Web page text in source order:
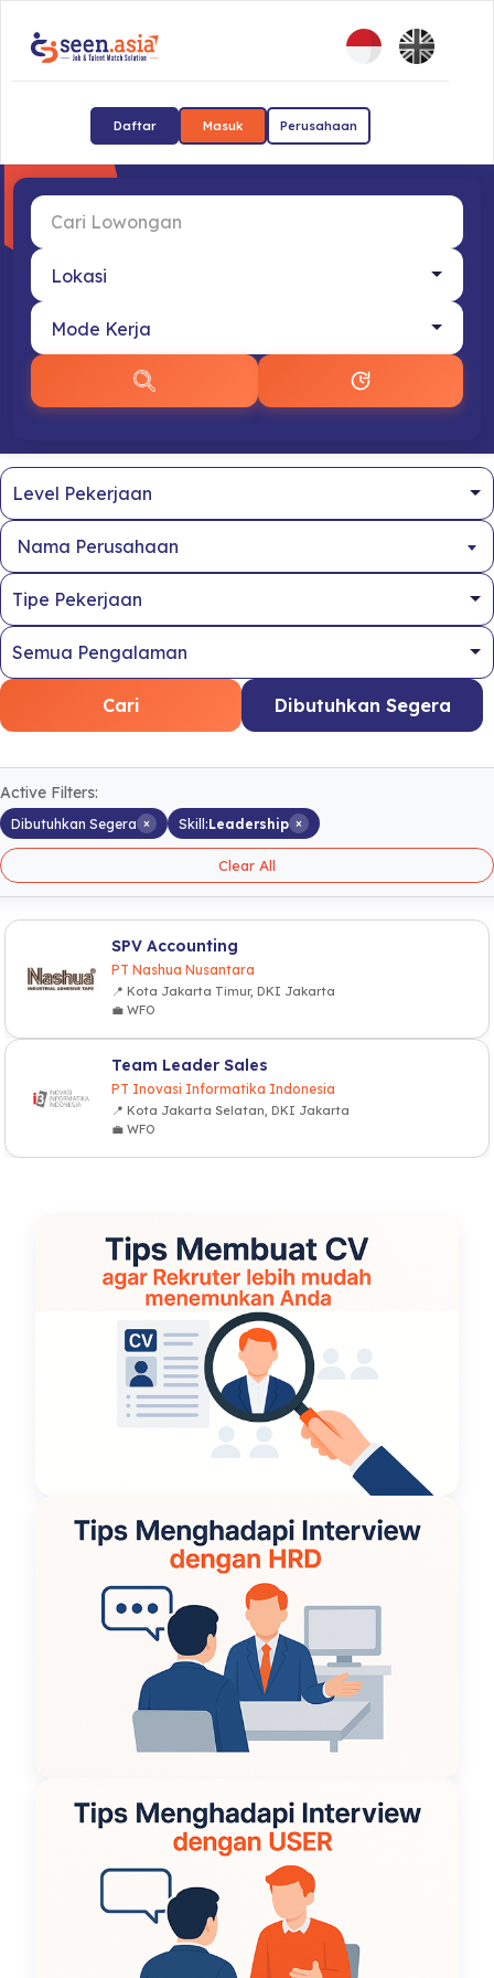
Daftar Masuk Perusahaan
Nama Perusahaan
Cari Dibutuhkan Segera
Active Filters:
Dibutuhkan Segera × Skill:Leadership ×
Clear All
SPV Accounting
PT Nashua Nusantara
📍 Kota Jakarta Timur, DKI Jakarta
💼 WFO
Team Leader Sales
PT Inovasi Informatika Indonesia
📍 Kota Jakarta Selatan, DKI Jakarta
💼 WFO